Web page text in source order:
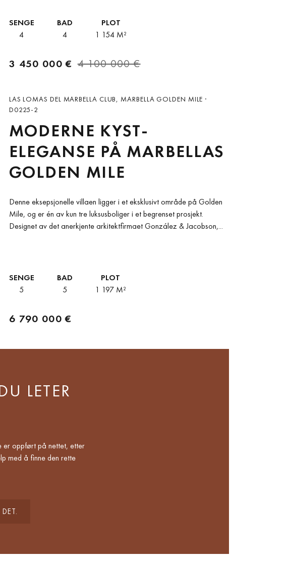
SENGE
4
BAD
4
PLOT
1 154 M²
3 450 000 € 4 100 000 €
LAS LOMAS DEL MARBELLA CLUB, MARBELLA GOLDEN MILE ·
D0225-2
MODERNE KYST-
ELEGANSE PÅ MARBELLAS
GOLDEN MILE
Denne eksepsjonelle villaen ligger i et eksklusivt område på Golden
Mile, og er én av kun tre luksusboliger i et begrenset prosjekt.
Designet av det anerkjente arkitektfirmaet González & Jacobson,...
SENGE
5
BAD
5
PLOT
1 197 M²
6 790 000 €
LETER
er oppført på nettet, etter
med å finne den rette